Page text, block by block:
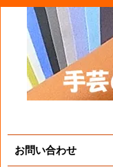
お問い合わせ